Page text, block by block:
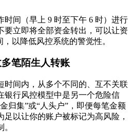
时间（早上 9 时至下午 6 时）进行
要立即将全部资金转出，可以让资
以降低风控系统的警觉性。
笔陌生人转账
时间内，从多个不同的、互不关联
银行风控模型中是另一个危险信
归集”或“人头户”，即便每笔金额
以让你的账户被标记为高风险，